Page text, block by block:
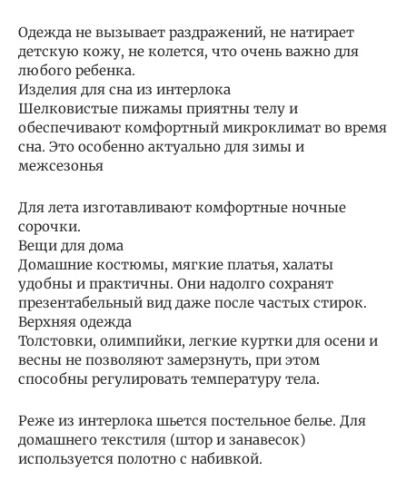
Одежда не вызывает раздражений, не натирает
детскую кожу, не колется, что очень важно для
любого ребенка.
Изделия для сна из интерлока
Шелковистые пижамы приятны телу и
обеспечивают комфортный микроклимат во время
сна. Это особенно актуально для зимы и
межсезонья
Для лета изготавливают комфортные ночные
сорочки.
Вещи для дома
Домашние костюмы, мягкие платья, халаты
удобны и практичны. Они надолго сохранят
презентабельный вид даже после частых стирок.
Верхняя одежда
Толстовки, олимпийки, легкие куртки для осени и
весны не позволяют замерзнуть, при этом
способны регулировать температуру тела.
Реже из интерлока шьется постельное белье. Для
домашнего текстиля (штор и занавесок)
используется полотно с набивкой.